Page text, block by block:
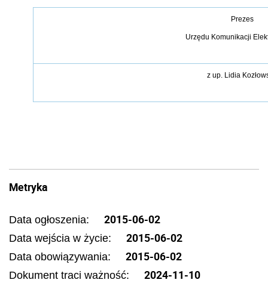
Prezes
Urzędu Komunikacji
z up. Lidia
Metryka
Data ogłoszenia: 2015-06-02
Data wejścia w życie: 2015-06-02
Data obowiązywania: 2015-06-02
Dokument traci ważność: 2024-11-10